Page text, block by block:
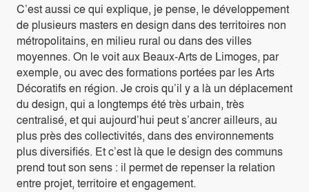
C’est aussi ce qui explique, je pense, le développement
de plusieurs masters en design dans des territoires non
métropolitains, en milieu rural ou dans des villes
moyennes. On le voit aux Beaux-Arts de Limoges, par
exemple, ou avec des formations portées par les Arts
Décoratifs en région. Je crois qu’il y a là un déplacement
du design, qui a longtemps été très urbain, très
centralisé, et qui aujourd’hui peut s’ancrer ailleurs, au
plus près des collectivités, dans des environnements
plus diversifiés. Et c’est là que le design des communs
prend tout son sens : il permet de repenser la relation
entre projet, territoire et engagement.